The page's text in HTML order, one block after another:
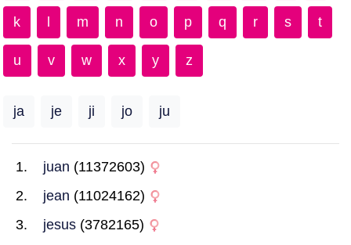
k m n o p q r s t
u v w x y z
ja je ji jo ju
juan (11372603)
jean (11024162)
jesus (3782165)